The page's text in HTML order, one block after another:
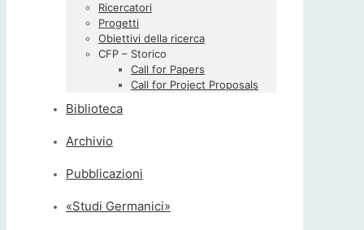
Ricercatori
Progetti
Obiettivi della ricerca
CFP – Storico
Call for Papers
Call for Project Proposals
Biblioteca
Archivio
Pubblicazioni
«Studi Germanici»